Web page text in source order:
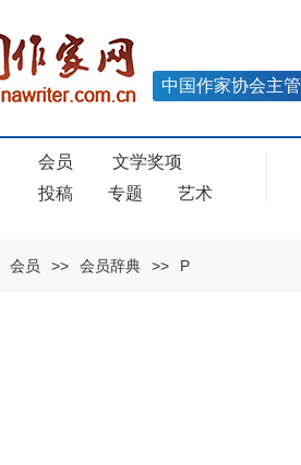
中国作家协会主管
会员
文学奖项
投稿 专题 艺术
会员 >> 会员辞典 >> P